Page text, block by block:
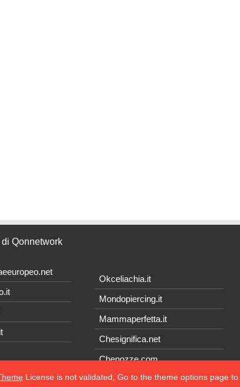
Qonnetwork
Okceliachia.it
Mondopiercing.it
Mammaperfetta.it
Chesignifica.net
Chenozze.com
License is not validated, Go to the theme options page